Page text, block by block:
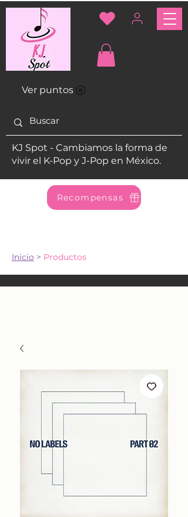
Ver puntos
KJ Spot - Cambiamos la forma de
vivir el K-Pop y J-Pop en México.
Recompensas
Inicio > Productos